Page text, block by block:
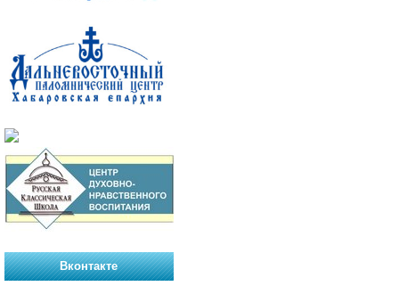
Вконтакте